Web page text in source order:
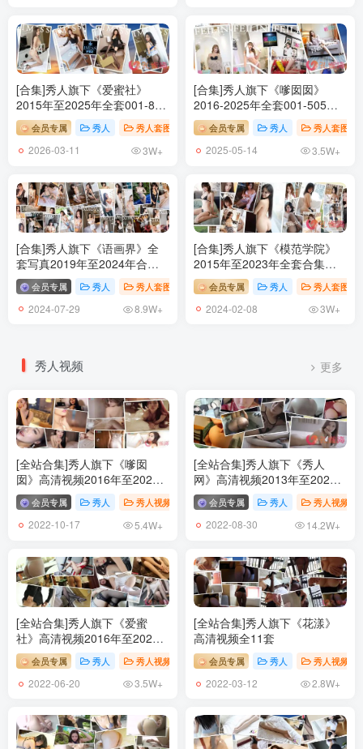
[合集]秀人旗下《爱蜜社》
2015年至2025年全套001-804
期174G（随官方更新）
会员专属 秀人 秀人套图 # IMISS爱蜜社
2026-03-11 3W+
[合集]秀人旗下《嗲囡囡》
2016-2025年全套001-505期,
大小94G（随官方更新）
会员专属 秀人 秀人套图
2025-05-14 3.5W+
[合集]秀人旗下《语画界》全
套写真2019年至2024年合集
001-1243，大小485G（随官
方更新）
会员专属 秀人 秀人套图 # XIAOYU语画界 # 语画界
2024-07-29 8.9W+
[合集]秀人旗下《模范学院》
2015年至2023年全套合集
001-634，大小165G（随官方
更新）会员专属 秀人 秀人套图
2024-02-08 3W+
秀人视频 更多
[全站合集]秀人旗下《嗲囡
囡》高清视频2016年至2020
年155套
会员专属 秀人 秀人视频 # 视频 # XIUREN秀人 # FEILIN嗲囡囡
2022-10-17 5.4W+
[全站合集]秀人旗下《秀人
网》高清视频2013年至2020
年全176套
会员专属 秀人 秀人视频
2022-08-30 14.2W+
[全站合集]秀人旗下《爱蜜
社》高清视频2016年至2020
年38套
会员专属 秀人 秀人视频 # 视频 # XIUREN秀人 # IMISS爱蜜社
2022-06-20 3.5W+
[全站合集]秀人旗下《花漾》
高清视频全11套
会员专属 秀人 秀人视频
2022-03-12 2.8W+